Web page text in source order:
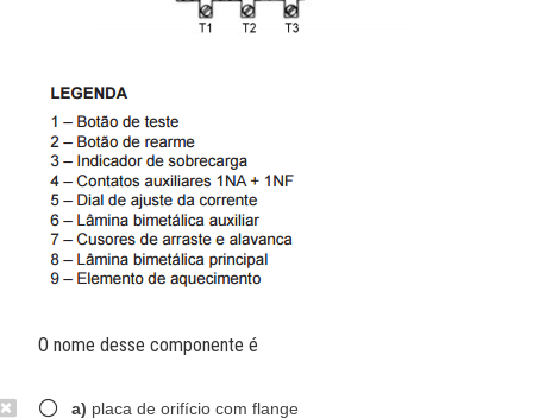
O nome desse componente é
a) placa de orifício com flange